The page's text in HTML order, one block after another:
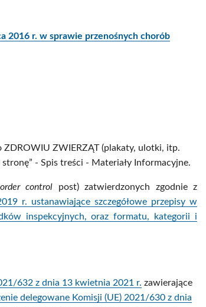
2016 r. w sprawie przenośnych chorób
ZDROWIU ZWIERZĄT (plakaty, ulotki, itp.
- Spis treści - Materiały Informacyjne.
control post) zatwierdzonych zgodnie z
r. ustanawiające szczegółowe przepisy w
inspekcyjnych, oraz formatu, kategorii i
632 z dnia 13 kwietnia 2021 r. zawierające
delegowane Komisji (UE) 2021/630 z dnia